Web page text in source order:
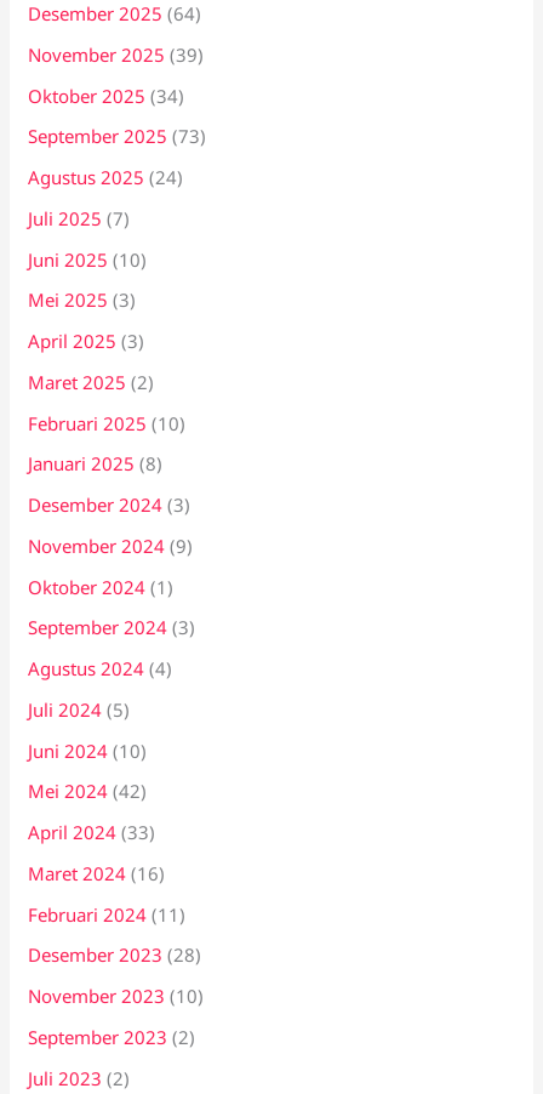
Desember 2025 (64)
November 2025 (39)
Oktober 2025 (34)
September 2025 (73)
Agustus 2025 (24)
Juli 2025 (7)
Juni 2025 (10)
Mei 2025 (3)
April 2025 (3)
Maret 2025 (2)
Februari 2025 (10)
Januari 2025 (8)
Desember 2024 (3)
November 2024 (9)
Oktober 2024 (1)
September 2024 (3)
Agustus 2024 (4)
Juli 2024 (5)
Juni 2024 (10)
Mei 2024 (42)
April 2024 (33)
Maret 2024 (16)
Februari 2024 (11)
Desember 2023 (28)
November 2023 (10)
September 2023 (2)
Juli 2023 (2)